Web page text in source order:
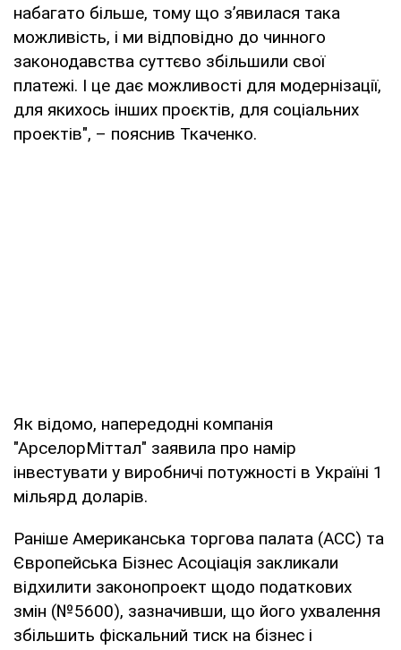
набагато більше, тому що з’явилася така
можливість, і ми відповідно до чинного
законодавства суттєво збільшили свої
платежі. І це дає можливості для модернізації,
для якихось інших проєктів, для соціальних
проектів", – пояснив Ткаченко.
Як відомо, напередодні компанія
"АрселорМіттал" заявила про намір
інвестувати у виробничі потужності в Україні 1
мільярд доларів.
Раніше Американська торгова палата (АСС) та
Європейська Бізнес Асоціація закликали
відхилити законопроект щодо податкових
змін (№5600), зазначивши, що його ухвалення
збільшить фіскальний тиск на бізнес і